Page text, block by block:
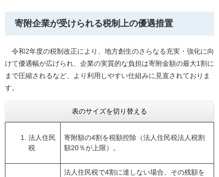
寄附企業が受けられる税制上の優遇措置
令和2年度の税制改正により、地方創生のさらなる充実・強化に向
けて優遇幅が広げられ、企業の実質的な負担は寄附金額の最大1割に
まで圧縮されるなど、より利用しやすい仕組みに見直されておりま
す。
表のサイズを切り替える
法人住民
税
寄附額の4割を税額控除（法人住民税法人税割
額20％が上限）。
法人住民税で4割に達しない場合、その残額を